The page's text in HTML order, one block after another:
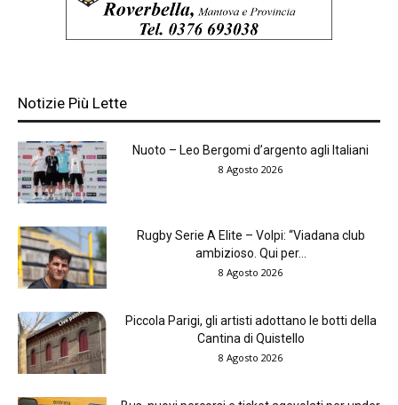
Notizie Più Lette
Nuoto – Leo Bergomi d’argento agli Italiani
8 Agosto 2026
Rugby Serie A Elite – Volpi: “Viadana club
ambizioso. Qui per...
8 Agosto 2026
Piccola Parigi, gli artisti adottano le botti della
Cantina di Quistello
8 Agosto 2026